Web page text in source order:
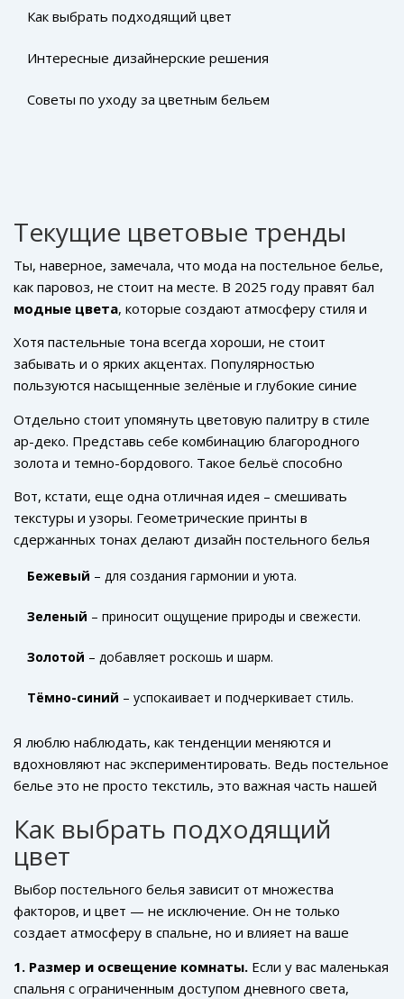
Как выбрать подходящий цвет
Интересные дизайнерские решения
Советы по уходу за цветным бельем
Текущие цветовые тренды
Ты, наверное, замечала, что мода на постельное белье,
как паровоз, не стоит на месте. В 2025 году правят бал
модные цвета, которые создают атмосферу стиля и
популярности нюдовые оттенки. Они придают комнате
мягкость и элегантность.
Хотя пастельные тона всегда хороши, не стоит
забывать и о ярких акцентах. Популярностью
пользуются насыщенные зелёные и глубокие синие
одновременно оставляют ощущение сдержанности и
легкости.
Отдельно стоит упомянуть цветовую палитру в стиле
ар-деко. Представь себе комбинацию благородного
золота и темно-бордового. Такое бельё способно
при этом современности.
Вот, кстати, еще одна отличная идея – смешивать
текстуры и узоры. Геометрические принты в
сдержанных тонах делают дизайн постельного белья
Бежевый – для создания гармонии и уюта.
Зеленый – приносит ощущение природы и свежести.
Золотой – добавляет роскошь и шарм.
Тёмно-синий – успокаивает и подчеркивает стиль.
Я люблю наблюдать, как тенденции меняются и
вдохновляют нас экспериментировать. Ведь постельное
белье это не просто текстиль, это важная часть нашей
Как выбрать подходящий
цвет
Выбор постельного белья зависит от множества
факторов, и цвет — не исключение. Он не только
создает атмосферу в спальне, но и влияет на ваше
стоит обратить внимание, выбирая цветовой оттенок.
1. Размер и освещение комнаты. Если у вас маленькая
спальня с ограниченным доступом дневного света,